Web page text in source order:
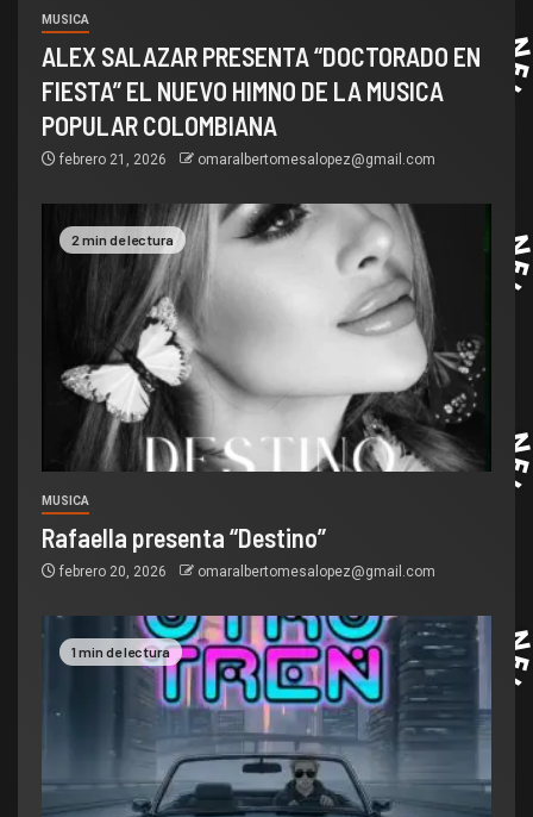
MUSICA
ALEX SALAZAR PRESENTA “DOCTORADO EN
FIESTA” EL NUEVO HIMNO DE LA MUSICA
POPULAR COLOMBIANA
febrero 21, 2026 omaralbertomesalopez@gmail.com
2 min de lectura
MUSICA
Rafaella presenta “Destino”
febrero 20, 2026 omaralbertomesalopez@gmail.com
1 min de lectura